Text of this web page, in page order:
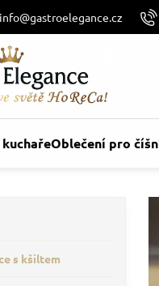
info@gastroelegance.cz
Oblečení pro
s kšiltem